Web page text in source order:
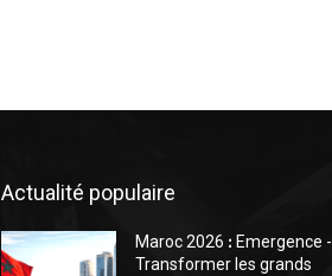
Actualité populaire
Maroc 2026 ꓽ Emergence -
Transformer les grands